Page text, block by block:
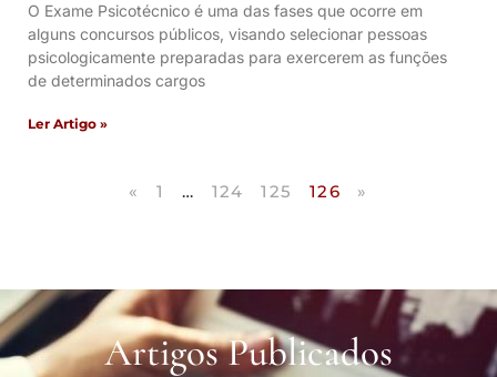
O Exame Psicotécnico é uma das fases que ocorre em
alguns concursos públicos, visando selecionar pessoas
psicologicamente preparadas para exercerem as funções
de determinados cargos
Ler Artigo »
« 1 … 124 125 126 »
Artigos Publicados